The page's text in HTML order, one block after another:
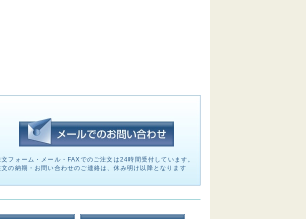
フォーム・メール・FAXでのご注文は24時間受付しています。
の納期・お問い合わせのご連絡は、休み明け以降となります